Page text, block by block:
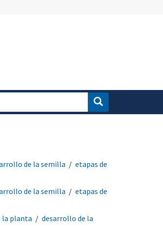
de la semilla
etapas de
de la semilla
etapas de
la planta
desarrollo de la